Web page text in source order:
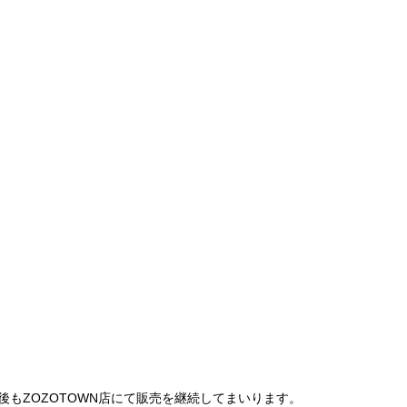
ZOZOTOWN店にて販売を継続してまいります。